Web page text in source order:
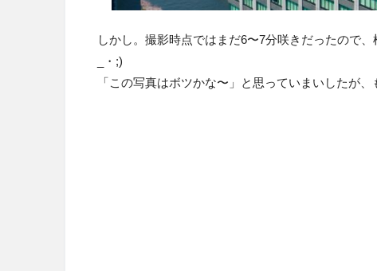
しかし。撮影時点ではまだ6〜7分咲きだったので
_・;)
「この写真はボツかな〜」と思っていまいしたが